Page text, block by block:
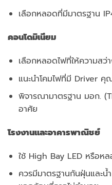
เลือกหลอดที่มีมาตรฐาน
คอนโดมิเนียม
เลือกหลอดไฟที่ให้ความส
แนะนำโคมไฟที่มี Driver
พิจารณามาตรฐาน มอก.
อาศัย
โรงงานและอาคารพาณิชย์
ใช้ High Bay LED หรือ
ควรมีมาตรฐานกันฝุ่นและ